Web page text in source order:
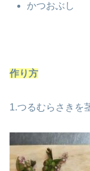
かつおぶし
作り方
1.つるむらさきを